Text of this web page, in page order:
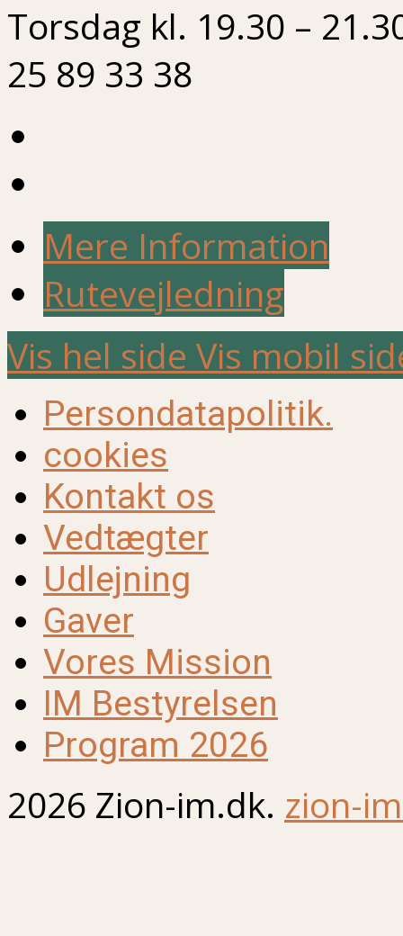
Torsdag kl. 19.30 –
25 89 33 38
Mere Information
Rutevejledning
Vis hel side Vis mobil
Persondatapolitik.
cookies
Kontakt os
Vedtægter
Udlejning
Gaver
Vores Mission
IM Bestyrelsen
Program 2026
2026 Zion-im.dk. zion-